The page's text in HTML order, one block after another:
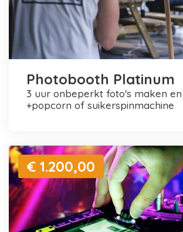
Photobooth Platinum
3 uur onbeperkt foto's maken en printen
+popcorn of suikerspinmachine
€ 1.200,00